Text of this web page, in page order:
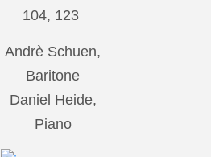
104, 123
Andrè Schuen,
Baritone
Daniel Heide,
Piano